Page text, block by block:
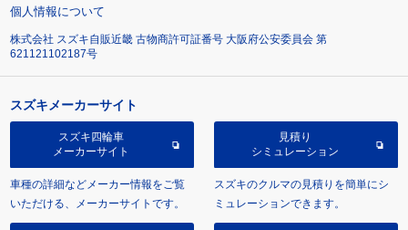
個人情報について
株式会社 スズキ自販近畿 古物商許可証番号 大阪府公安委員会 第
621121102187号
スズキメーカーサイト
スズキ四輪車
メーカーサイト
車種の詳細などメーカー情報をご覧
いただける、メーカーサイトです。
見積り
シミュレーション
スズキのクルマの見積りを簡単にシ
ミュレーションできます。